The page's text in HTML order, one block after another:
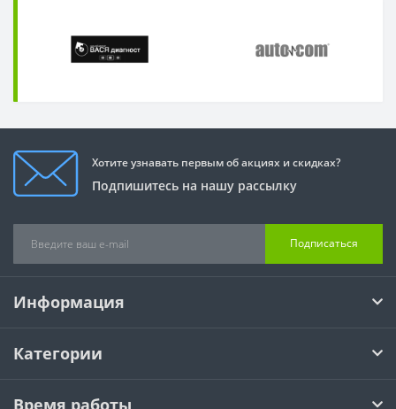
Хотите узнавать первым об акциях и скидках?
Подпишитесь на нашу рассылку
Подписаться
Информация
Категории
Время работы